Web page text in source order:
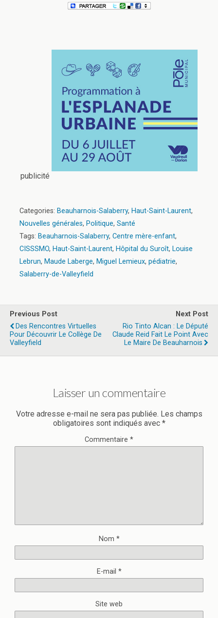
publicité
Categories: Beauharnois-Salaberry, Haut-Saint-Laurent,
Nouvelles générales, Politique, Santé
Tags: Beauharnois-Salaberry, Centre mère-enfant,
CISSSMO, Haut-Saint-Laurent, Hôpital du Suroît, Louise
Lebrun, Maude Laberge, Miguel Lemieux, pédiatrie,
Salaberry-de-Valleyfield
Previous Post
Des Rencontres Virtuelles
Pour Découvrir Le Collège De
Valleyfield
Next Post
Rio Tinto Alcan : Le Député
Claude Reid Fait Le Point Avec
Le Maire De Beauharnois
Laisser un commentaire
Votre adresse e-mail ne sera pas publiée. Les champs
obligatoires sont indiqués avec *
Commentaire *
Nom *
E-mail *
Site web